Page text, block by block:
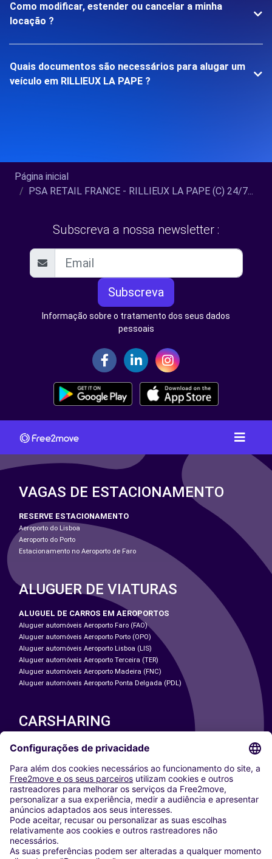
Como modificar, estender ou cancelar a minha
locação ?
Quais documentos são necessários para alugar um
veículo em RILLIEUX LA PAPE ?
Página inicial
PSA RETAIL FRANCE - RILLIEUX LA PAPE (C) 24/7...
Subscreva a nossa newsletter :
Subscreva
Informação sobre o tratamento dos seus dados
pessoais
VAGAS DE ESTACIONAMENTO
RESERVE ESTACIONAMENTO
Aeroporto do Lisboa
Aeroporto do Porto
Estacionamento no Aeroporto de Faro
ALUGUER DE VIATURAS
ALUGUEL DE CARROS EM AEROPORTOS
Aluguer automóveis Aeroporto Faro (FAO)
Aluguer automóveis Aeroporto Porto (OPO)
Aluguer automóveis Aeroporto Lisboa (LIS)
Aluguer automóveis Aeroporto Terceira (TER)
Aluguer automóveis Aeroporto Madeira (FNC)
Aluguer automóveis Aeroporto Ponta Delgada (PDL)
CARSHARING
NOSSAS CIDADES
Washington DC
Milan
Rome
Turin
Vienna
Berlin
Cologne
Dusseldorf